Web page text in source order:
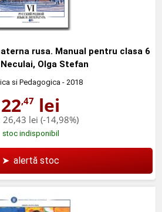
rusa. Manual pentru clasa 6
Olga Stefan
si Pedagogica - 2018
22,47 lei
26,43 lei (-14,98%)
stoc indisponibil
➤ alertă stoc